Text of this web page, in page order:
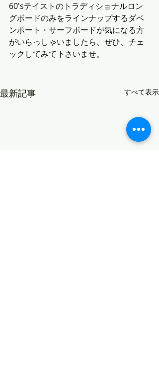
60'sテイストのトラディショナルロン
グボードのみをラインナップするダベ
ンポート・サーフボードが気になる方
がいらっしゃいましたら、ぜひ、チェ
ックしてみて下さいませ。
最新記事 すべて表示